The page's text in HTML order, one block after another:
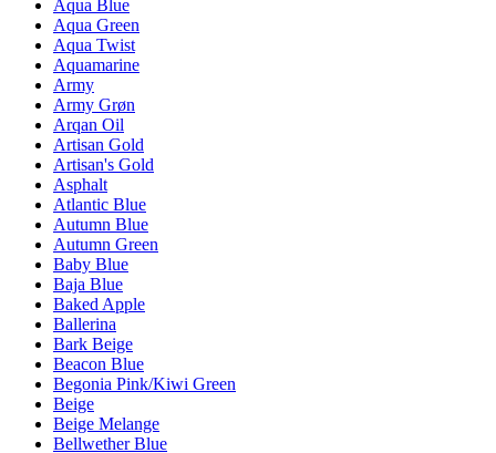
Aqua Blue
Aqua Green
Aqua Twist
Aquamarine
Army
Army Grøn
Arqan Oil
Artisan Gold
Artisan's Gold
Asphalt
Atlantic Blue
Autumn Blue
Autumn Green
Baby Blue
Baja Blue
Baked Apple
Ballerina
Bark Beige
Beacon Blue
Begonia Pink/Kiwi Green
Beige
Beige Melange
Bellwether Blue